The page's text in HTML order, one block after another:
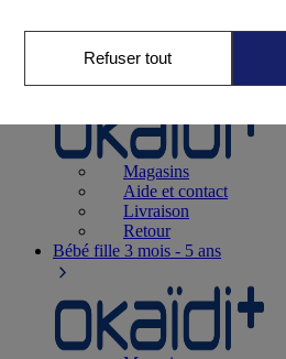
Naissance0-12 mois
Magasins
Aide et contact
Livraison
Retour
Bébé fille 3 mois - 5 ans
Refuser tout